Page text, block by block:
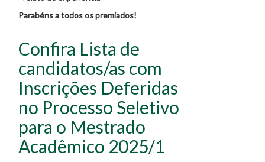
Parabéns a todos os premiados!
Confira Lista de
candidatos/as com
Inscrições Deferidas
no Processo Seletivo
para o Mestrado
Acadêmico 2025/1